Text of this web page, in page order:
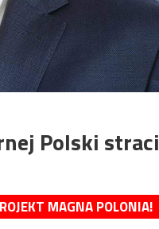
Polski straci
MAGNA POLONIA!